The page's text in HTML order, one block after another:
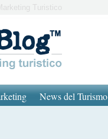
Turistico
News del Turismo